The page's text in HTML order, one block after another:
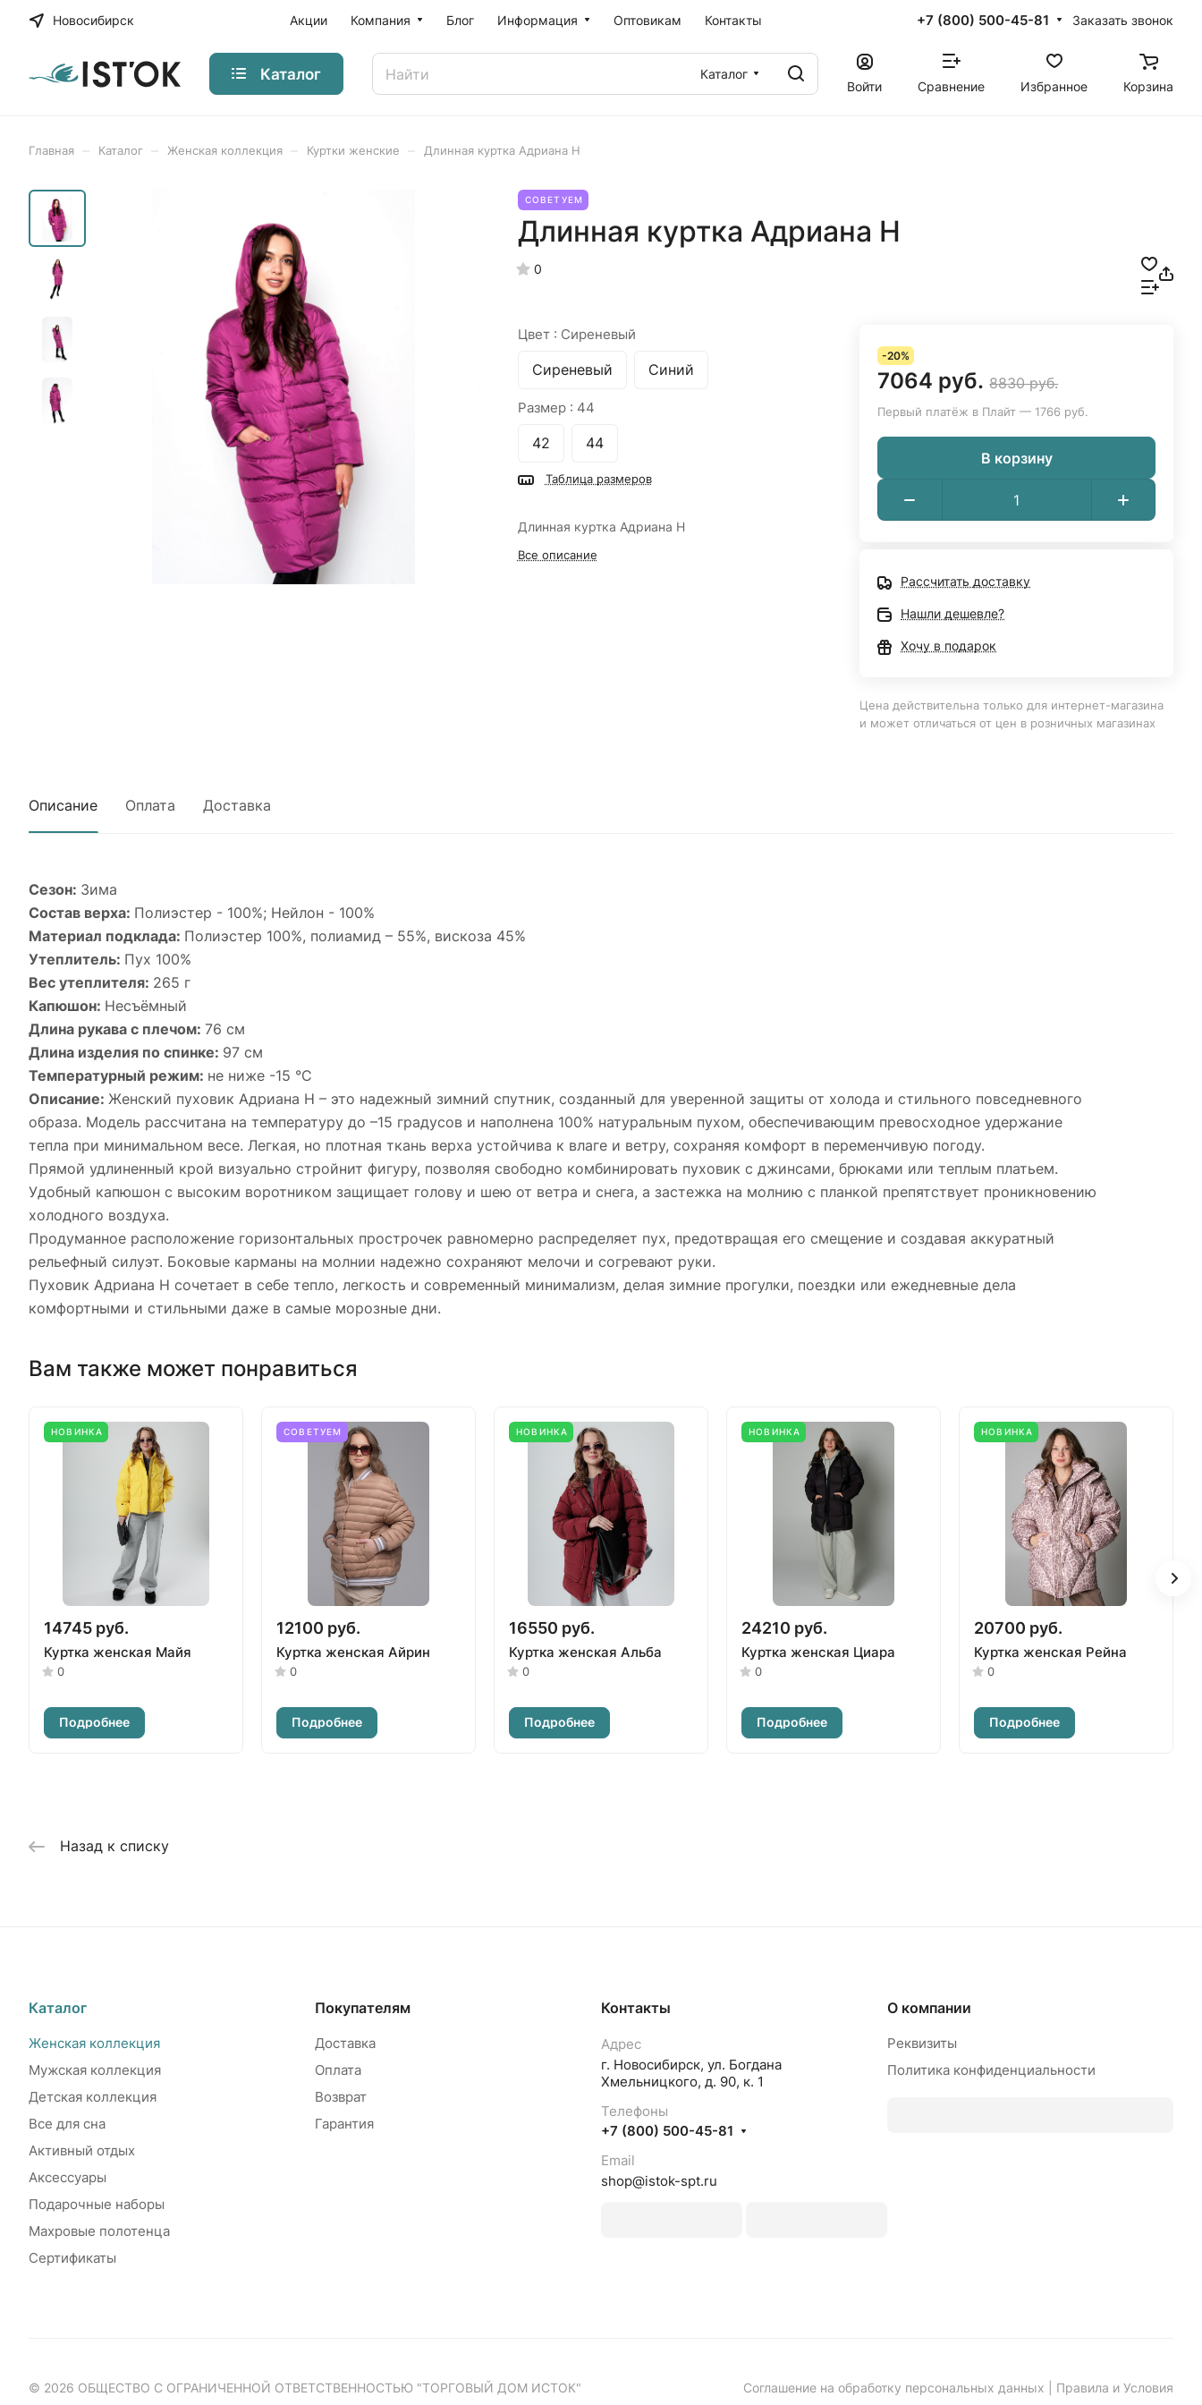
Новосибирск Акции Компания Блог Информация Оптовикам Контакты +7 (800) 500-45-81 Заказать звонок
Каталог
Каталог
Войти
Сравнение Избранное Корзина
Главная Каталог Женская коллекция Куртки женские Длинная куртка Адриана Н
СОВЕТУЕМ
Длинная куртка Адриана Н
0
Цвет : Сиреневый
Сиреневый Синий
Размер : 44
42 44
Таблица размеров
Длинная куртка Адриана Н
Все описание
-20%
7064 руб. 8830 руб.
Первый платёж в Плайт — 1766 руб.
В корзину
Рассчитать доставку
Нашли дешевле?
Хочу в подарок
Цена действительна только для интернет-магазина
и может отличаться от цен в розничных магазинах
Описание Оплата Доставка
Сезон: Зима
Состав верха: Полиэстер - 100%; Нейлон - 100%
Материал подклада: Полиэстер 100%, полиамид – 55%, вискоза 45%
Утеплитель: Пух 100%
Вес утеплителя: 265 г
Капюшон: Несъёмный
Длина рукава с плечом: 76 см
Длина изделия по спинке: 97 см
Температурный режим: не ниже -15 °С
Описание: Женский пуховик Адриана Н – это надежный зимний спутник, созданный для уверенной защиты от холода и стильного повседневного
образа. Модель рассчитана на температуру до –15 градусов и наполнена 100% натуральным пухом, обеспечивающим превосходное удержание
тепла при минимальном весе. Легкая, но плотная ткань верха устойчива к влаге и ветру, сохраняя комфорт в переменчивую погоду.
Прямой удлиненный крой визуально стройнит фигуру, позволяя свободно комбинировать пуховик с джинсами, брюками или теплым платьем.
Удобный капюшон с высоким воротником защищает голову и шею от ветра и снега, а застежка на молнию с планкой препятствует проникновению
холодного воздуха.
Продуманное расположение горизонтальных прострочек равномерно распределяет пух, предотвращая его смещение и создавая аккуратный
рельефный силуэт. Боковые карманы на молнии надежно сохраняют мелочи и согревают руки.
Пуховик Адриана Н сочетает в себе тепло, легкость и современный минимализм, делая зимние прогулки, поездки или ежедневные дела
комфортными и стильными даже в самые морозные дни.
Вам также может понравиться
НОВИНКА
14745 руб.
Куртка женская Майя
0
Подробнее
СОВЕТУЕМ
12100 руб.
Куртка женская Айрин
0
Подробнее
НОВИНКА
16550 руб.
Куртка женская Альба
0
Подробнее
НОВИНКА
24210 руб.
Куртка женская Циара
0
Подробнее
НОВИНКА
20700 руб.
Куртка женская Рейна
0
Подробнее
Назад к списку
Каталог
Женская коллекция
Мужская коллекция
Детская коллекция
Все для сна
Активный отдых
Аксессуары
Подарочные наборы
Махровые полотенца
Сертификаты
Покупателям
Доставка
Оплата
Возврат
Гарантия
Контакты
Адрес
г. Новосибирск, ул. Богдана
Хмельницкого, д. 90, к. 1
Телефоны
+7 (800) 500-45-81
Email
shop@istok-spt.ru
О компании
Реквизиты
Политика конфиденциальности
© 2026 ОБЩЕСТВО С ОГРАНИЧЕННОЙ ОТВЕТСТВЕННОСТЬЮ "ТОРГОВЫЙ ДОМ ИСТОК" Соглашение на обработку персональных данных Правила и Условия